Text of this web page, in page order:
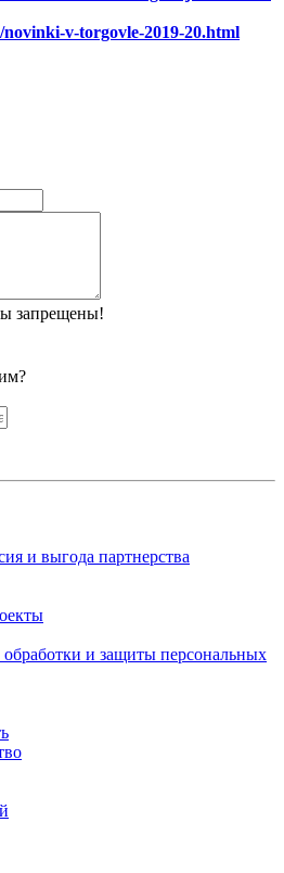
v-torgovle-2019-20.html
запрещены!
и выгода партнерства
и защиты персональных